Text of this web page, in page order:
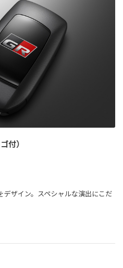
付）
デザイン。スペシャルな演出にこだ